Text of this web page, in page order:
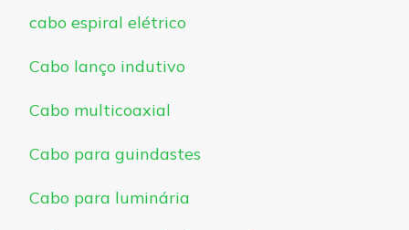
cabo espiral elétrico
Cabo lanço indutivo
Cabo multicoaxial
Cabo para guindastes
Cabo para luminária